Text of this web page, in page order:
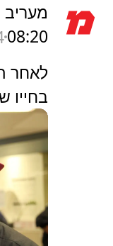
מעריב
08:20
לאחר
בחייו